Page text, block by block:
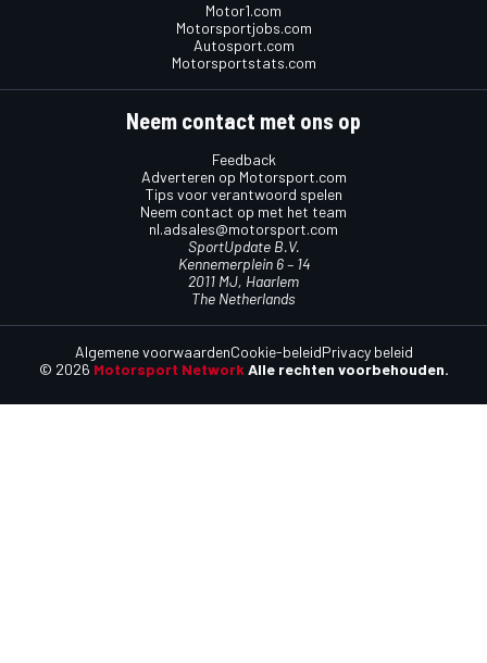
Motor1.com
Motorsportjobs.com
Autosport.com
Motorsportstats.com
Neem contact met ons op
Feedback
Adverteren op Motorsport.com
Tips voor verantwoord spelen
Neem contact op met het team
nl.adsales@motorsport.com
SportUpdate B.V.
Kennemerplein 6 – 14
2011 MJ, Haarlem
The Netherlands
© 2026 Motorsport Network Alle rechten voorbehouden.
Algemene voorwaardenCookie-beleidPrivacy beleid